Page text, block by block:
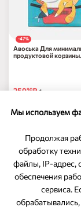
Мы используем
Продолжая
обработку
файлы, IP-адрес,
обеспечения
сервиса.
-47%
Авоська Для
продуктовой корзины
25990₽ 1 шт